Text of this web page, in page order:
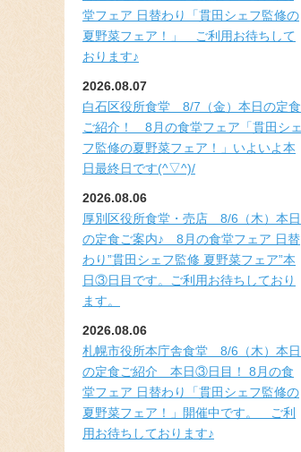
堂フェア 日替わり「貫田シェフ監修の
夏野菜フェア！」 ご利用お待ちして
おります♪
2026.08.07
白石区役所食堂 8/7（金）本日の定食
ご紹介！ 8月の食堂フェア「貫田シェ
フ監修の夏野菜フェア！」いよいよ本
日最終日です(^▽^)/
2026.08.06
厚別区役所食堂・売店 8/6（木）本日
の定食ご案内♪ 8月の食堂フェア 日替
わり”貫田シェフ監修 夏野菜フェア”本
日③日目です。ご利用お待ちしており
ます。
2026.08.06
札幌市役所本庁舎食堂 8/6（木）本日
の定食ご紹介 本日③日目！ 8月の食
堂フェア 日替わり「貫田シェフ監修の
夏野菜フェア！」開催中です。 ご利
用お待ちしております♪